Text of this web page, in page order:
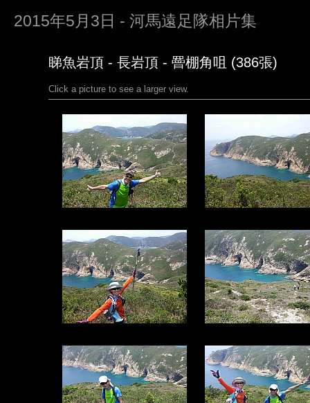
2015年5月3日 - 河馬遠足隊相片集
睇魚岩頂 - 長岩頂 - 罾棚角咀 (386張)
Click a picture to see a larger view.